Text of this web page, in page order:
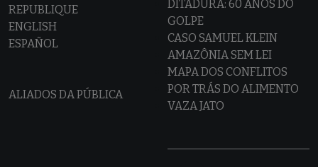
REPUBLIQUE
ENGLISH
ESPAÑOL
ALIADOS DA PÚBLICA
DITADURA: 60 ANOS DO
GOLPE
CASO SAMUEL KLEIN
AMAZÔNIA SEM LEI
MAPA DOS CONFLITOS
POR TRÁS DO ALIMENTO
VAZA JATO